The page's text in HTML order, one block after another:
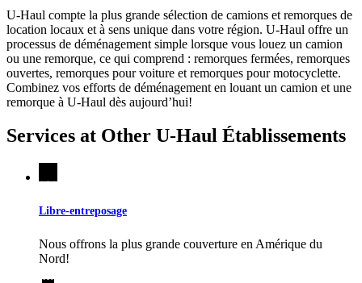
U-Haul compte la plus grande sélection de camions et remorques de
location locaux et à sens unique dans votre région. U-Haul offre un
processus de déménagement simple lorsque vous louez un camion
ou une remorque, ce qui comprend : remorques fermées, remorques
ouvertes, remorques pour voiture et remorques pour motocyclette.
Combinez vos efforts de déménagement en louant un camion et une
remorque à U-Haul dès aujourd’hui!
Services at Other U-Haul Établissements
Libre-entreposage
Nous offrons la plus grande couverture en Amérique du
Nord!